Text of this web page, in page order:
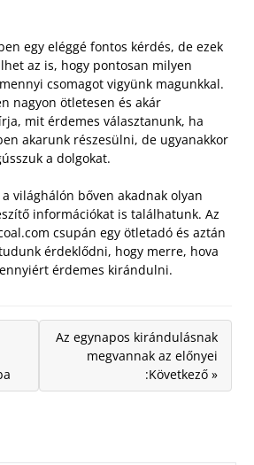
egy eléggé fontos kérdés, de ezek
az is, hogy pontosan milyen
csomagot vigyünk magunkkal.
nagyon ötletesen és akár
mit érdemes választanunk, ha
akarunk részesülni, de ugyanakkor
a dolgokat.
világhálón bőven akadnak olyan
információkat is találhatunk. Az
csupán egy ötletadó és aztán
érdeklődni, hogy merre, hova
érdemes kirándulni.
Az egynapos kirándulásnak
megvannak az előnyei
:Következő »